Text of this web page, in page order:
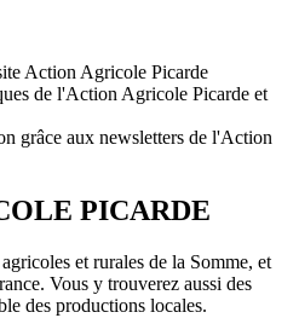
Action Agricole Picarde
de l'Action Agricole Picarde et
grâce aux newsletters de l'Action
PICARDE
et rurales de la Somme, et
Vous y trouverez aussi des
des productions locales.